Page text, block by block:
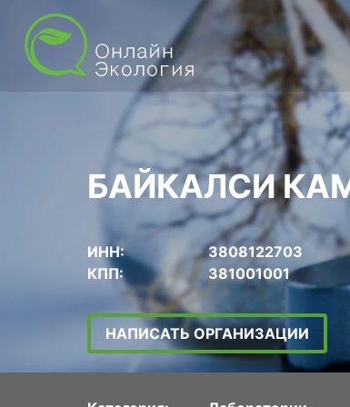
БАЙКАЛСИ
ИНН:
3808122703
КПП:
381001001
НАПИСАТЬ ОРГАНИЗАЦИИ